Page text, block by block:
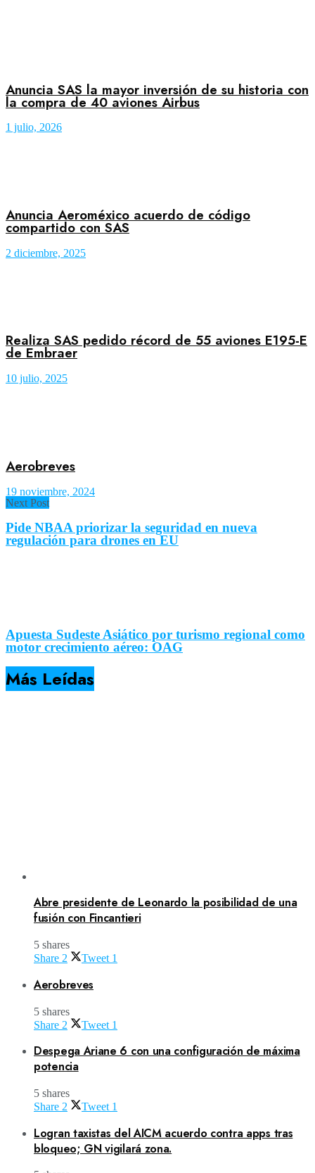
Anuncia SAS la mayor inversión de su historia con
la compra de 40 aviones Airbus
1 julio, 2026
Anuncia Aeroméxico acuerdo de código
compartido con SAS
2 diciembre, 2025
Realiza SAS pedido récord de 55 aviones E195-E
de Embraer
10 julio, 2025
Aerobreves
19 noviembre, 2024
Next Post
Pide NBAA priorizar la seguridad en nueva
regulación para drones en EU
Apuesta Sudeste Asiático por turismo regional como
motor crecimiento aéreo: OAG
Más Leídas
Abre presidente de Leonardo la posibilidad de una
fusión con Fincantieri
5 shares
Share 2 Tweet 1
Aerobreves
5 shares
Share 2 Tweet 1
Despega Ariane 6 con una configuración de máxima
potencia
5 shares
Share 2 Tweet 1
Logran taxistas del AICM acuerdo contra apps tras
bloqueo; GN vigilará zona.